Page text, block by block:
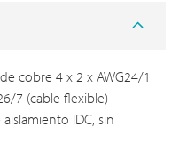
cobre 4 x 2 x AWG24/1
7 (cable flexible)
IDC, sin